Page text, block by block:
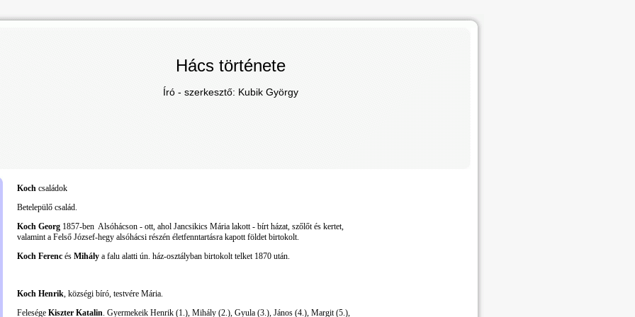
Hács története
Író - szerkesztő: Kubik György
Koch családok
Betelepülő család.
Koch Georg 1857-ben Alsóhácson - ott, ahol Jancsikics Mária lakott - bírt házat, szőlőt és kertet,
valamint a Felső József-hegy alsóhácsi részén életfenntartásra kapott földet birtokolt.
Koch Ferenc és Mihály a falu alatti ún. ház-osztályban birtokolt telket 1870 után.
Koch Henrik, községi bíró, testvére Mária.
Felesége Kiszter Katalin. Gyermekeik Henrik (1.), Mihály (2.), Gyula (3.), János (4.), Margit (5.),